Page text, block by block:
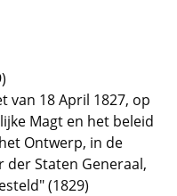
van 18 April 1827, op
Magt en het beleid
Ontwerp, in de
der Staten Generaal,
(1829)